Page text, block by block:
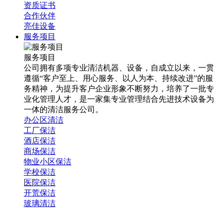
资质证书
合作伙伴
亮佳设备
服务项目
服务项目
公司拥有多项专业清洁机器、设备，自成立以来，一贯
遵循“客户至上、用心服务、以人为本、持续改进”的服
务精神，为提升客户企业形象不断努力，培养了一批专
业化管理人才，是一家集专业管理结合先进技术设备为
一体的清洁服务公司。
办公区清洁
工厂保洁
酒店保洁
商场保洁
物业小区保洁
学校保洁
医院保洁
开荒保洁
玻璃清洁